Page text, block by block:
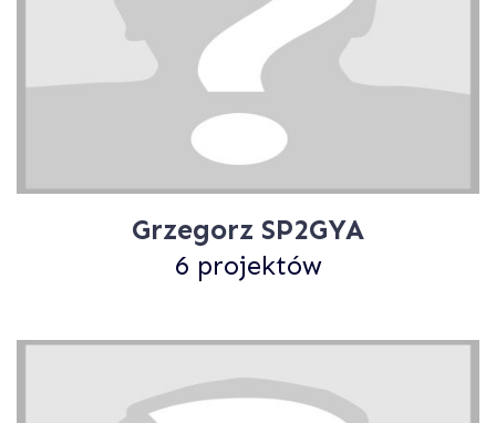
Grzegorz SP2GYA
6 projektów